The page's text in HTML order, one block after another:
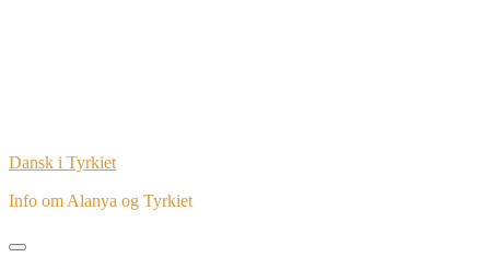
Dansk i Tyrkiet
Info om Alanya og Tyrkiet